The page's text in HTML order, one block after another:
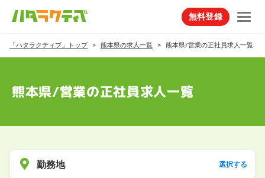
無料登録
「ハタラクティブ」トップ 熊本県の求人一覧 熊本県/営業の正社員求人一覧
熊本県/営業の正社員求人一覧
勤務地 選択する